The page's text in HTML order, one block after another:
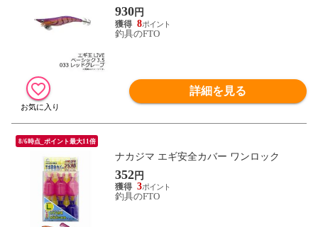
エギング 定番 アオリイカ エギ王 ライブ
930円
8
釣具のFTO
詳細を見る
8/6時点_ポイント最大11倍
ナカジマ エギ安全カバー ワンロック
352円
3
釣具のFTO